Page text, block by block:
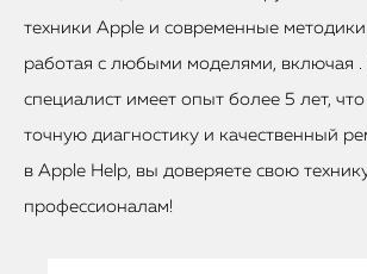
техники Apple и современные
работая с любыми моделями, включая
специалист имеет опыт более 5 лет,
точную диагностику и качественный
в Apple Help, вы доверяете свою
профессионалам!